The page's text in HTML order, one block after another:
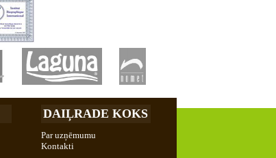
DAIĻRADE KOKS
Par uzņēmumu
Kontakti